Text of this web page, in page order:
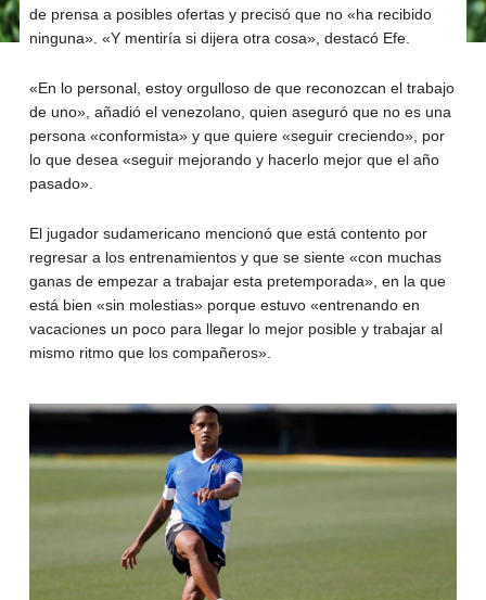
de prensa a posibles ofertas y precisó que no «ha recibido
ninguna». «Y mentiría si dijera otra cosa», destacó Efe.
«En lo personal, estoy orgulloso de que reconozcan el trabajo
de uno», añadió el venezolano, quien aseguró que no es una
persona «conformista» y que quiere «seguir creciendo», por
lo que desea «seguir mejorando y hacerlo mejor que el año
pasado».
El jugador sudamericano mencionó que está contento por
regresar a los entrenamientos y que se siente «con muchas
ganas de empezar a trabajar esta pretemporada», en la que
está bien «sin molestias» porque estuvo «entrenando en
vacaciones un poco para llegar lo mejor posible y trabajar al
mismo ritmo que los compañeros».